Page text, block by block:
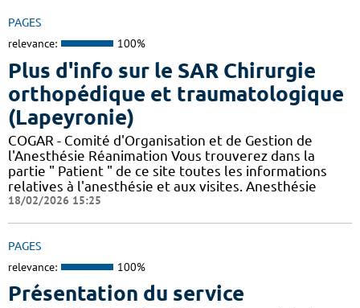
PAGES
relevance: 100%
Plus d'info sur le SAR Chirurgie
orthopédique et traumatologique
(Lapeyronie)
COGAR - Comité d'Organisation et de Gestion de
l'Anesthésie Réanimation Vous trouverez dans la
partie " Patient " de ce site toutes les informations
relatives à l'anesthésie et aux visites. Anesthésie
18/02/2026 15:25
PAGES
relevance: 100%
Présentation du service